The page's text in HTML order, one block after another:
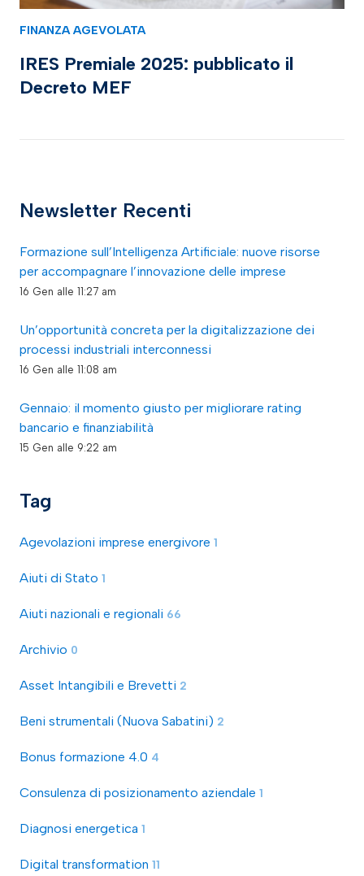
FINANZA AGEVOLATA
IRES Premiale 2025: pubblicato il
Decreto MEF
Newsletter Recenti
Formazione sull’Intelligenza Artificiale: nuove risorse
per accompagnare l’innovazione delle imprese
16 Gen alle 11:27 am
Un’opportunità concreta per la digitalizzazione dei
processi industriali interconnessi
16 Gen alle 11:08 am
Gennaio: il momento giusto per migliorare rating
bancario e finanziabilità
15 Gen alle 9:22 am
Tag
Agevolazioni imprese energivore 1
Aiuti di Stato 1
Aiuti nazionali e regionali 66
Archivio 0
Asset Intangibili e Brevetti 2
Beni strumentali (Nuova Sabatini) 2
Bonus formazione 4.0 4
Consulenza di posizionamento aziendale 1
Diagnosi energetica 1
Digital transformation 11